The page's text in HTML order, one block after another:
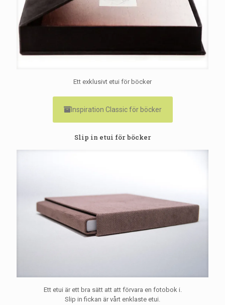
Ett exklusivt etui för böcker
Inspiration Classic för böcker
Slip in etui för böcker
Ett etui är ett bra sätt att att förvara en fotobok i.
Slip in fickan är vårt enklaste etui.